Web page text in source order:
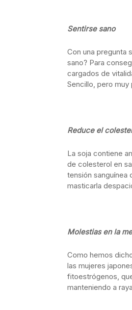
Sentirse sano
Con una pregunta
sano? Para
cargados de
Sencillo, pero muy
Reduce el
La soja contiene
de colesterol en
tensión sanguínea
masticarla
Molestias en la
Como hemos
las mujeres
fitoestrógenos,
manteniendo a